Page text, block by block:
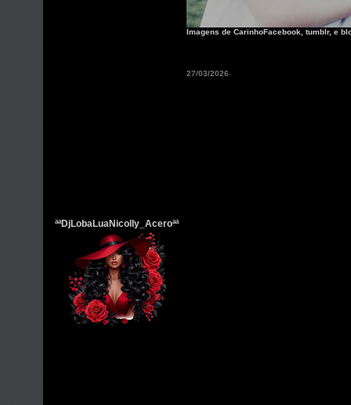
Imagens de CarinhoFacebook, tumblr, e
ªªDjLobaLuaNicolly_Aceroªª
27/03/2026